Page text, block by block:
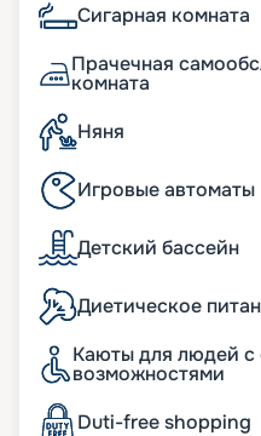
Сигарная комната
Прачечная
комната
Няня
Игровые автоматы
Детский бассейн
Диетическое
Каюты для людей с
возможностями
Duti-free shopping